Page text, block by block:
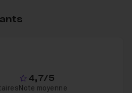
4,7/5
Note moyenne